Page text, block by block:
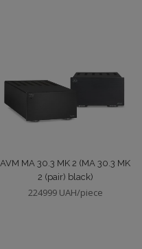
AVM MA 30.3 MK 2 (MA 30.3 MK
2 (pair) black)
224999 UAH/piece